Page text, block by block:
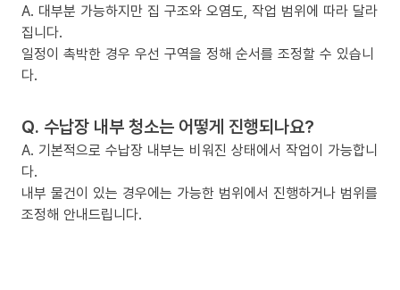
A. 대부분 가능하지만 집 구조와 오염도, 작업 범위에 따라 달라
집니다.
일정이 촉박한 경우 우선 구역을 정해 순서를 조정할 수 있습니
다.
Q. 수납장 내부 청소는 어떻게 진행되나요?
A. 기본적으로 수납장 내부는 비워진 상태에서 작업이 가능합니
다.
내부 물건이 있는 경우에는 가능한 범위에서 진행하거나 범위를
조정해 안내드립니다.